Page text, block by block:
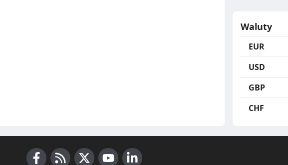
Waluty
EUR
USD
GBP
CHF